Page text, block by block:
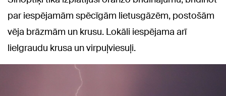
par iespējamām spēcīgām lietusgāzēm, postošām
vēja brāzmām un krusu. Lokāli iespējama arī
lielgraudu krusa un virpuļviesuļi.